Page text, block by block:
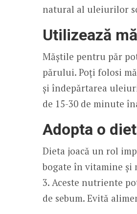
natural al uleiurilor
Utilizează
Măștile pentru păr
părului. Poți folosi
și îndepărtarea
de 15-30 de minute
Adopta o
Dieta joacă un rol
bogate în vitamine și
3. Aceste nutriente
de sebum. Evită